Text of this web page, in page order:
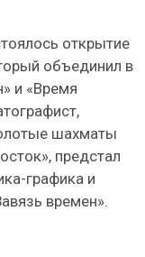
открытие
объединил в
и «Время
шахматы
предстал
графика и
времен».